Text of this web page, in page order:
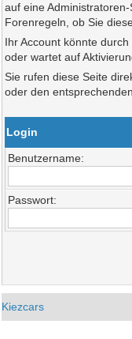
auf eine
Forenregeln, ob Sie
Ihr Account könnte
oder wartet auf
Sie rufen diese Seite
oder den
Login
Benutzername:
Passwort:
Kiezcars